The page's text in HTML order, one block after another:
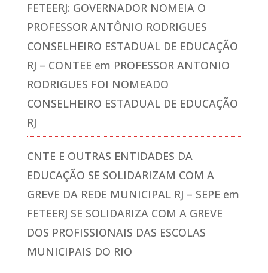
FETEERJ: GOVERNADOR NOMEIA O
PROFESSOR ANTÔNIO RODRIGUES
CONSELHEIRO ESTADUAL DE EDUCAÇÃO
RJ – CONTEE em PROFESSOR ANTONIO
RODRIGUES FOI NOMEADO
CONSELHEIRO ESTADUAL DE EDUCAÇÃO
RJ
CNTE E OUTRAS ENTIDADES DA
EDUCAÇÃO SE SOLIDARIZAM COM A
GREVE DA REDE MUNICIPAL RJ – SEPE em
FETEERJ SE SOLIDARIZA COM A GREVE
DOS PROFISSIONAIS DAS ESCOLAS
MUNICIPAIS DO RIO